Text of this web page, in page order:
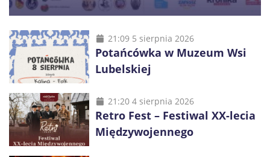
21:09 5 sierpnia 2026
Potańcówka w Muzeum Wsi
Lubelskiej
21:20 4 sierpnia 2026
Retro Fest – Festiwal XX-lecia
Międzywojennego